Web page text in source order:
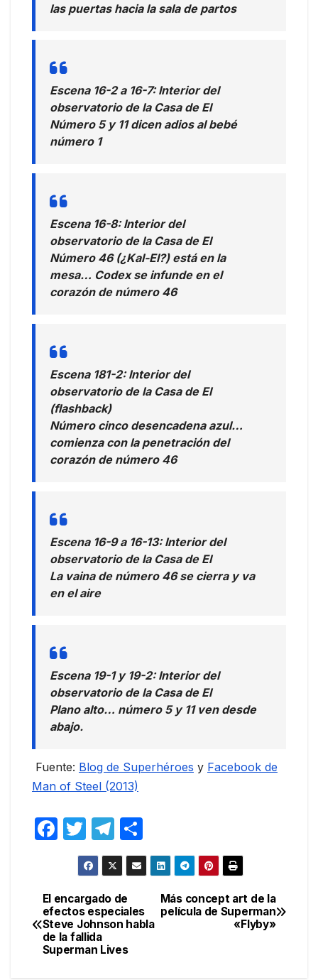
las puertas hacia la sala de partos
Escena 16-2 a 16-7: Interior del
observatorio de la Casa de El
Número 5 y 11 dicen adios al bebé
número 1
Escena 16-8: Interior del
observatorio de la Casa de El
Número 46 (¿Kal-El?) está en la
mesa… Codex se infunde en el
corazón de número 46
Escena 181-2: Interior del
observatorio de la Casa de El
(flashback)
Número cinco desencadena azul…
comienza con la penetración del
corazón de número 46
Escena 16-9 a 16-13: Interior del
observatorio de la Casa de El
La vaina de número 46 se cierra y va
en el aire
Escena 19-1 y 19-2: Interior del
observatorio de la Casa de El
Plano alto… número 5 y 11 ven desde
abajo.
Fuente: Blog de Superhéroes y Facebook de
Man of Steel (2013)
F
e
b
o
o
T
w
itt
er
T
el
e
gr
a
m
o
m
ar
Navegación
de
entradas
Más concept art de la
película de Superman
«Flyby»
El encargado de
efectos especiales
Steve Johnson habla
de la fallida
Superman Lives